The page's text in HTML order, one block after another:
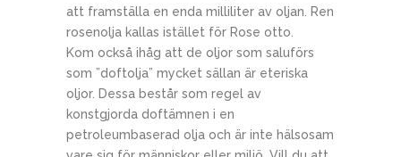
att framställa en enda milliliter av oljan. Ren
rosenolja kallas istället för Rose otto.
Kom också ihåg att de oljor som saluförs
som ”doftolja” mycket sällan är eteriska
oljor. Dessa består som regel av
konstgjorda doftämnen i en
petroleumbaserad olja och är inte hälsosam